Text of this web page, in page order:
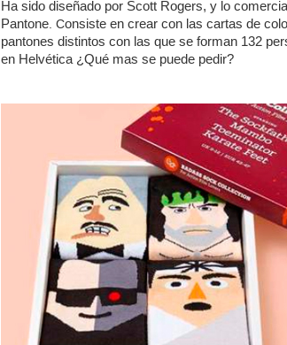
Ha sido diseñado por Scott Rogers, y lo
Pantone . Consiste en crear con las cartas de
pantones distintos con las que se forman 132
en Helvética ¿Qué mas se puede pedir?